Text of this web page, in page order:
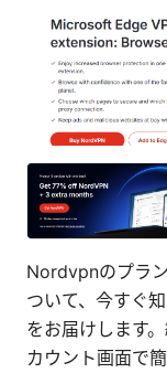
Nordvpnのプラン
ついて、今すぐ
をお届けします
カウント画面で